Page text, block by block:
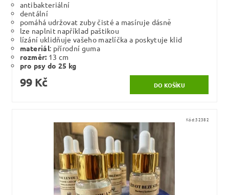
antibakteriální
dentální
pomáhá udržovat zuby čisté a masíruje dásně
lze naplnit například paštikou
lízání uklidňuje vašeho mazlíčka a poskytuje klid
materiál: přírodní guma
rozměr: 13 cm
pro psy do 25 kg
99 Kč
Kód:32382